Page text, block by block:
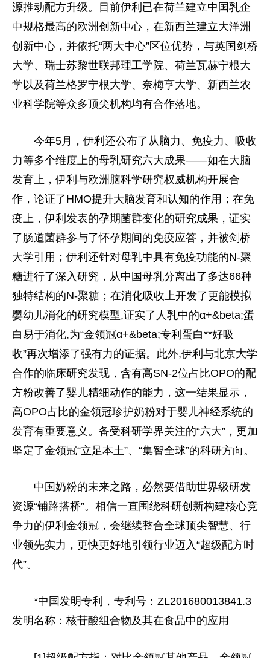
源推动配方升级。目前伊利已在荷兰建立中国乳企
中规格最高的欧洲创新中心，在新西兰建立大洋洲
创新中心，并依托“两大中心”区位优势，与英国剑桥
大学、瑞士苏黎世联邦理工学院、荷兰瓦赫宁根大
学以及荷兰格罗宁根大学、奈梅亨大学、新西兰农
业科学院等众多顶尖机构均有合作落地。
今年5月，伊利还公布了从脑力、免疫力、吸收
力等多个维度上的母乳研究六大成果——如在大脑
发育上，伊利与欧洲脑科学研究权威机构开展合
作，论证了HMO提升大脑发育和认知的作用；在免
疫上，伊利发表的孕期菌群变化的研究成果，证实
了肠道菌群参与了怀孕期间的免疫应答，并被剑桥
大学引用；伊利还针对母乳中具有免疫功能的N-聚
糖进行了深入研究，从中国母乳分离出了多达66种
独特结构的N-聚糖；在消化吸收上开发了更能模拟
婴幼儿消化的研究模型,证实了人乳中的α+&beta;蛋
白易于消化,为“金领冠α+&beta;专利蛋白**好吸
收”再次增添了强有力的证据。此外,伊利与北京大学
合作的临床研究发现，含有高SN-2位占比OPO的配
方粉改善了婴儿精细动作的能力，这一结果显示，
高OPO占比的金领冠珍护奶粉对于婴儿神经系统的
发育有重要意义。备受科研学界关注的“六大”，更加
坚定了金领冠“立足本土”、“集智全球”的科研方向。
中国奶粉的未来之路，必然要借助世界级研发
资源“铺路搭桥”。相信一直围绕科研创新构建核心竞
争力的伊利金领冠，会继续整合全球顶尖智慧、行
业领先实力，更快更好地引领行业迈入“超级配方时
代”。
*中国发明专利，专利号：ZL201680013841.3
发明名称：核苷酸组合物及其在食品中的应用